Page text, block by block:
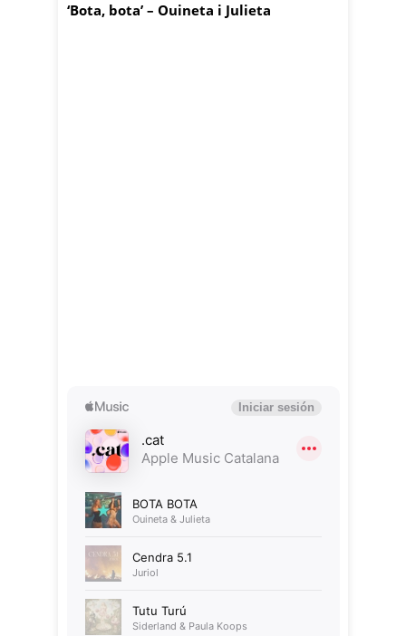
‘Bota, bota’ – Ouineta i Julieta